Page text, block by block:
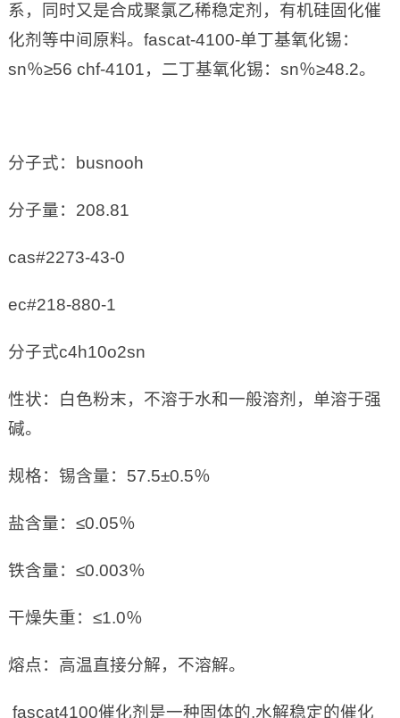
系，同时又是合成聚氯乙稀稳定剂，有机硅固化催
化剂等中间原料。fascat-4100-单丁基氧化锡：
sn％≥56 chf-4101，二丁基氧化锡：sn％≥48.2。
分子式：busnooh
分子量：208.81
cas#2273-43-0
ec#218-880-1
分子式c4h10o2sn
性状：白色粉末，不溶于水和一般溶剂，单溶于强
碱。
规格：锡含量：57.5±0.5％
盐含量：≤0.05％
铁含量：≤0.003％
干燥失重：≤1.0％
熔点：高温直接分解，不溶解。
fascat4100催化剂是一种固体的,水解稳定的催化